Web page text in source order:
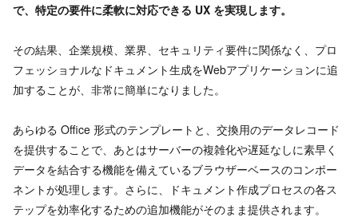
で、特定の要件に柔軟に対応できる UX を実現します。
その結果、企業規模、業界、セキュリティ要件に関係なく、プロ
フェッショナルなドキュメント生成をWebアプリケーションに追
加することが、非常に簡単になりました。
あらゆる Office 形式のテンプレートと、交換用のデータレコード
を提供することで、あとはサーバーの複雑化や遅延なしに素早く
データを結合する機能を備えているブラウザーベースのコンポー
ネントが処理します。さらに、ドキュメント作成プロセスの各ス
テップを効率化するための追加機能がそのまま提供されます。